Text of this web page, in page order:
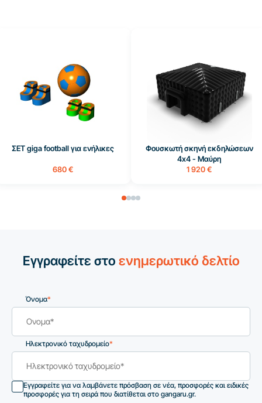
ΣΕΤ giga football για ενήλικες
680 €
Φουσκωτή σκηνή εκδηλώσεων
4x4 - Μαύρη
1 920 €
Εγγραφείτε στο ενημερωτικό δελτίο
Όνομα*
Ηλεκτρονικό ταχυδρομείο*
Εγγραφείτε για να λαμβάνετε πρόσβαση σε νέα, προσφορές και ειδικές
προσφορές για τη σειρά που διατίθεται στο gangaru.gr.